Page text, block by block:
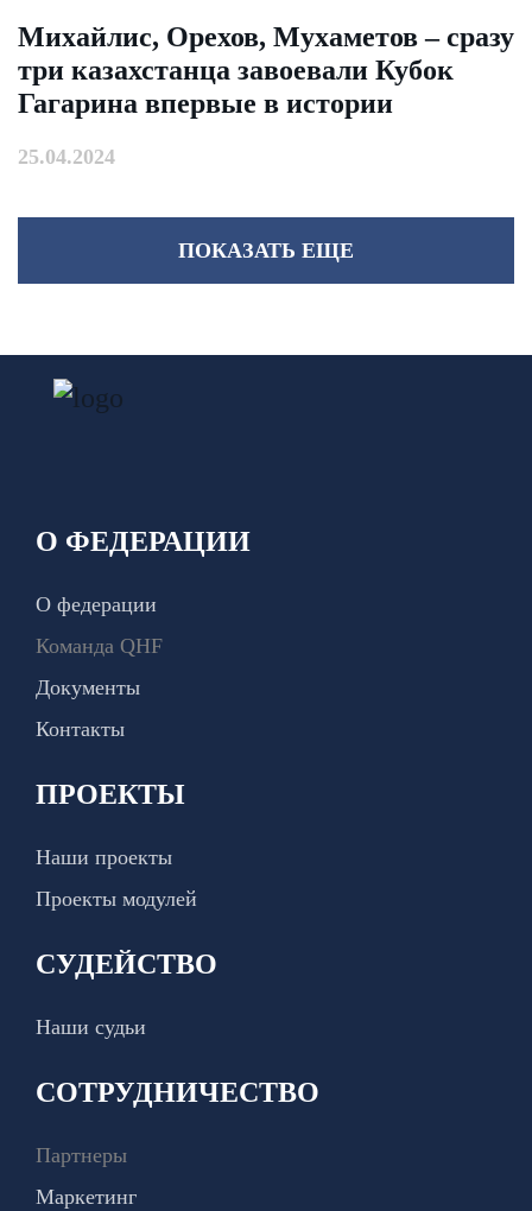
Михайлис, Орехов, Мухаметов – сразу
три казахстанца завоевали Кубок
Гагарина впервые в истории
25.04.2024
ПОКАЗАТЬ ЕЩЕ
О ФЕДЕРАЦИИ
О федерации
Команда QHF
Документы
Контакты
ПРОЕКТЫ
Наши проекты
Проекты модулей
СУДЕЙСТВО
Наши судьи
СОТРУДНИЧЕСТВО
Партнеры
Маркетинг